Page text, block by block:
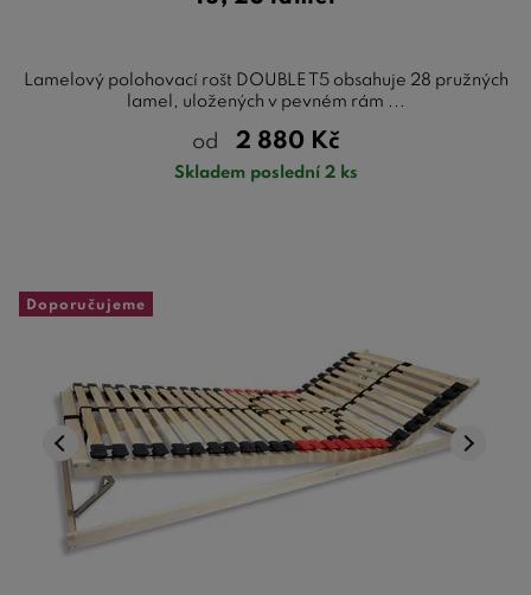
Lamelový polohovací rošt DOUBLE T5 obsahuje 28 pružných
lamel, uložených v pevném rám ...
od 2 880 Kč
Skladem poslední 2 ks
Doporučujeme